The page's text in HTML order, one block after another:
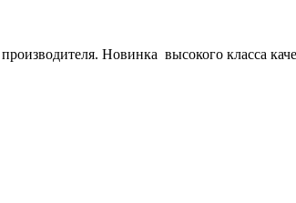
Новинка высокого класса